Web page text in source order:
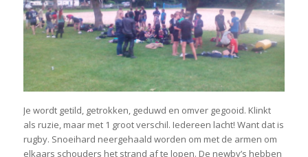
Je wordt getild, getrokken, geduwd en omver gegooid. Klinkt
als ruzie, maar met 1 groot verschil. Iedereen lacht! Want dat is
rugby. Snoeihard neergehaald worden om met de armen om
elkaars schouders het strand af te lopen. De newby’s hebben